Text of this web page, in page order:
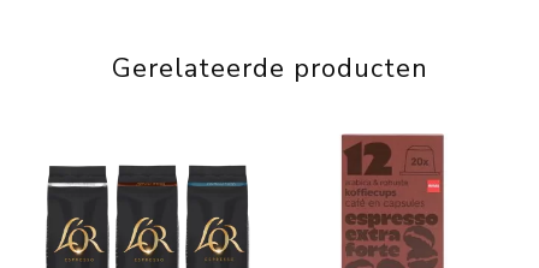
Gerelateerde producten